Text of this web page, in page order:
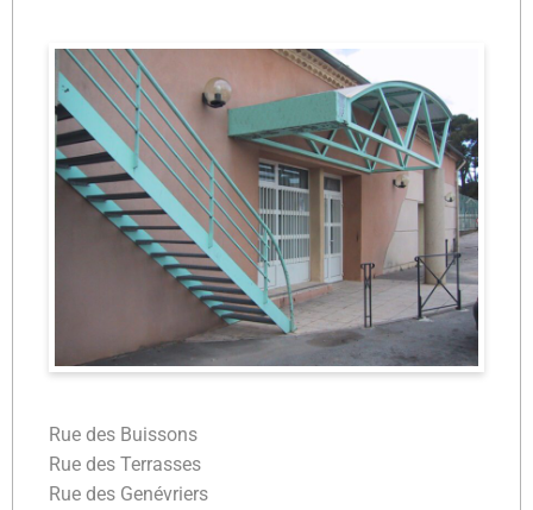
Rue des Buissons
Rue des Terrasses
Rue des Genévriers